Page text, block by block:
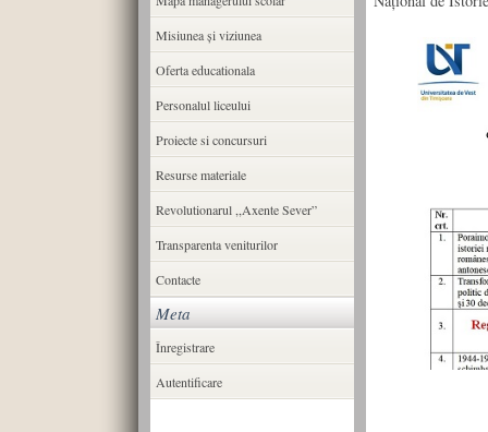
Misiunea şi viziunea
Oferta educationala
Personalul liceului
Proiecte si concursuri
Resurse materiale
Revolutionarul ,,Axente Sever”
Transparenta veniturilor
Contacte
Meta
Înregistrare
Autentificare